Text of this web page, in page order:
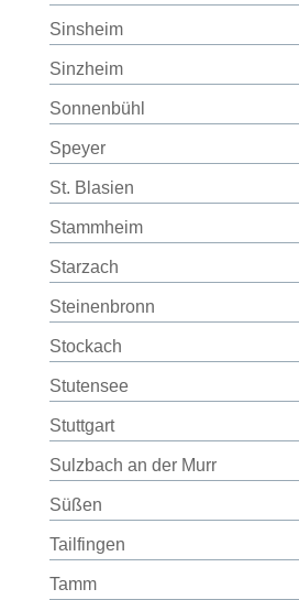
Sinsheim
Sinzheim
Sonnenbühl
Speyer
St. Blasien
Stammheim
Starzach
Steinenbronn
Stockach
Stutensee
Stuttgart
Sulzbach an der Murr
Süßen
Tailfingen
Tamm